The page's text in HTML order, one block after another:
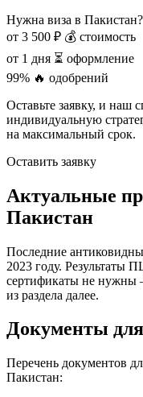
Нужна виза в Пакистан?
от 3 500 ₽ 💰 стоимость
от 1 дня ⏳ оформление
99% 🔥 одобрений
Оставьте заявку, и наш
индивидуальную
на максимальный срок.
Оставить заявку
Актуальные
Пакистан
Последние
2023 году. Результаты
сертификаты не нужны
из раздела далее.
Документы
Перечень документов
Пакистан: